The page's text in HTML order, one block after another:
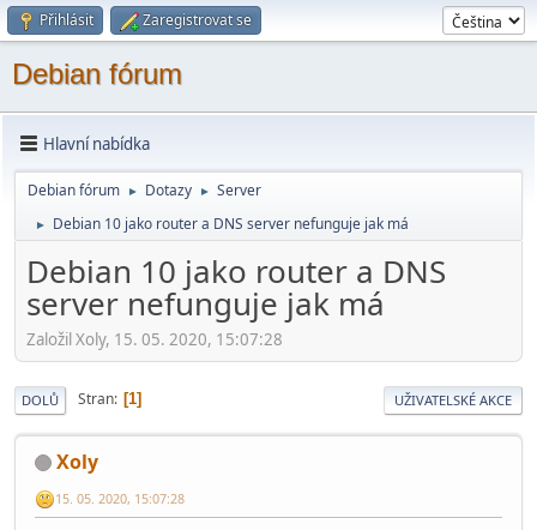
Přihlásit Zaregistrovat se
Debian fórum
Hlavní nabídka
Debian fórum ► Dotazy ► Server
► Debian 10 jako router a DNS server nefunguje jak má
Debian 10 jako router a DNS
server nefunguje jak má
Založil Xoly, 15. 05. 2020, 15:07:28
DOLŮ Stran 1 UŽIVATELSKÉ AKCE
Xoly
15. 05. 2020, 15:07:28